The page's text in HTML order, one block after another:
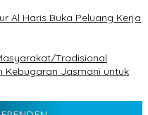
Al Haris Buka Peluang Kerja
Tradisional
Kebugaran Jasmani untuk